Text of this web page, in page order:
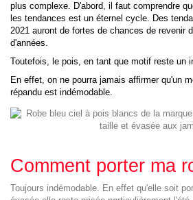
plus complexe. D'abord, il faut comprendre
les tendances est un éternel cycle. Des
2021 auront de fortes de chances de revenir
d'années.
Toutefois, le pois, en tant que motif reste un
En effet, on ne pourra jamais affirmer qu'un
répandu est indémodable.
Comment porter ma
Toujours indémodable. En effet qu'elle soit